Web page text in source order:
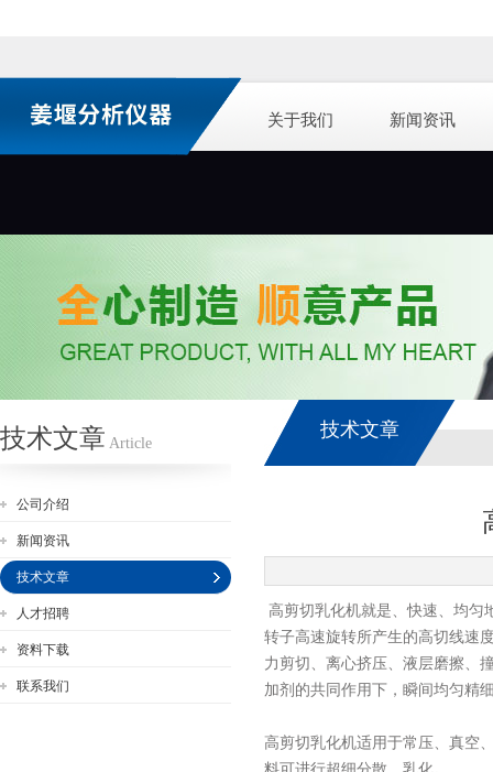
关于我们 新闻资讯
技术文章 Article
公司介绍
新闻资讯
技术文章
人才招聘
资料下载
联系我们
技术文章
高剪切乳化机就是、快速、均匀
转子高速旋转所产生的高切线速
力剪切、离心挤压、液层磨擦、
加剂的共同作用下，瞬间均匀精
高剪切乳化机适用于常压、真空